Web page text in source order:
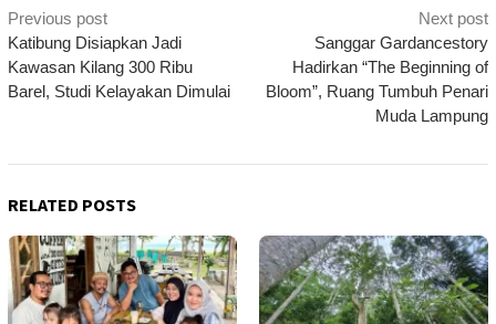
Post
navigation
Previous post
Katibung Disiapkan Jadi
Kawasan Kilang 300 Ribu
Barel, Studi Kelayakan Dimulai
Next post
Sanggar Gardancestory
Hadirkan “The Beginning of
Bloom”, Ruang Tumbuh Penari
Muda Lampung
RELATED POSTS